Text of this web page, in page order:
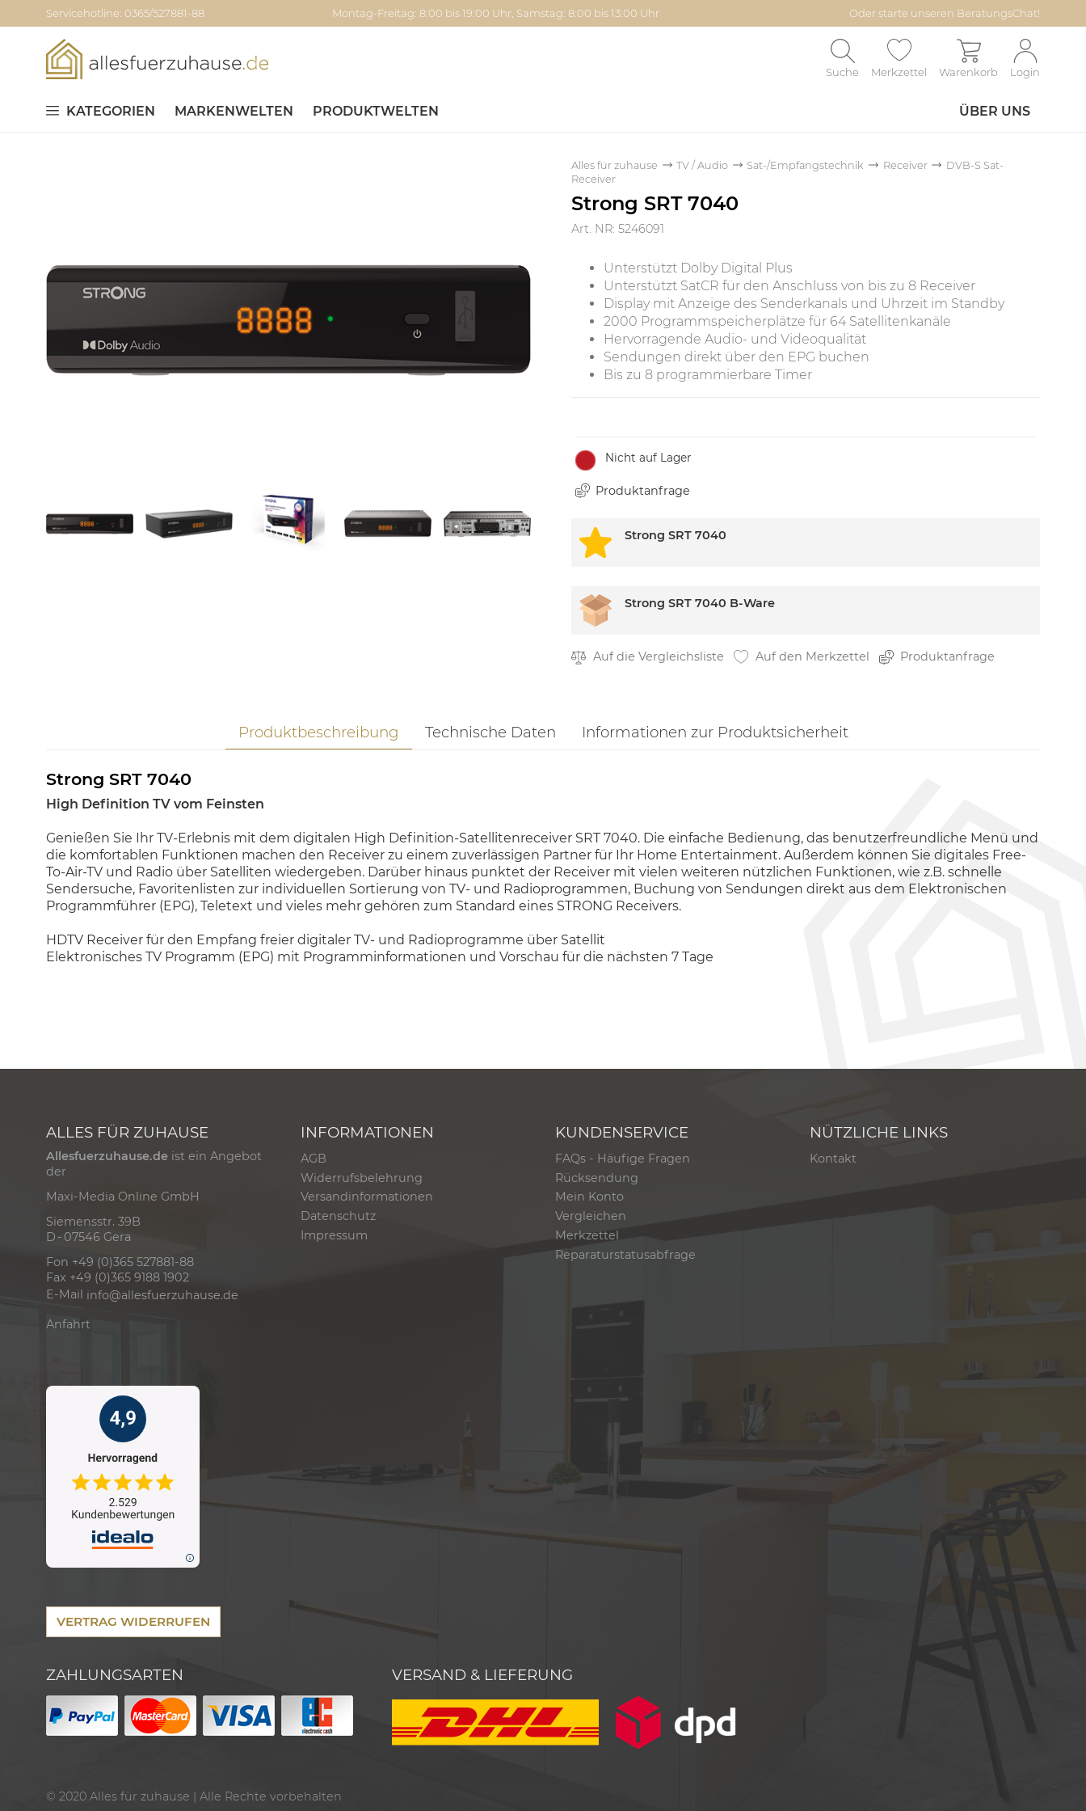
Servicehotline: 0365/527881-88 Montag-Freitag: 8:00 bis 19:00 Uhr, Samstag: 8:00 bis 13:00 Uhr Oder starte unseren BeratungsChat!
Suche Merkzettel Warenkorb Login
KATEGORIEN MARKENWELTEN PRODUKTWELTEN ÜBER UNS
Alles für zuhause TV / Audio Sat-/Empfangstechnik Receiver
DVB-S Sat-
Receiver
Strong SRT 7040
Art. NR: 5246091
Unterstützt Dolby Digital Plus
Unterstützt SatCR für den Anschluss von bis zu 8 Receiver
Display mit Anzeige des Senderkanals und Uhrzeit im Standby
2000 Programmspeicherplätze für 64 Satellitenkanäle
Hervorragende Audio- und Videoqualität
Sendungen direkt über den EPG buchen
Bis zu 8 programmierbare Timer
Nicht auf Lager
Produktanfrage
Strong SRT 7040
Strong SRT 7040 B-Ware
Auf die Vergleichsliste Auf den Merkzettel Produktanfrage
Produktbeschreibung Technische Daten Informationen zur Produktsicherheit
Strong SRT 7040
High Definition TV vom Feinsten
Genießen Sie Ihr TV-Erlebnis mit dem digitalen High Definition-Satellitenreceiver SRT 7040. Die einfache Bedienung, das benutzerfreundliche Menü und
die komfortablen Funktionen machen den Receiver zu einem zuverlässigen Partner für Ihr Home Entertainment. Außerdem können Sie digitales Free-
To-Air-TV und Radio über Satelliten wiedergeben. Darüber hinaus punktet der Receiver mit vielen weiteren nützlichen Funktionen, wie z.B. schnelle
Sendersuche, Favoritenlisten zur individuellen Sortierung von TV- und Radioprogrammen, Buchung von Sendungen direkt aus dem Elektronischen
Programmführer (EPG), Teletext und vieles mehr gehören zum Standard eines STRONG Receivers.
HDTV Receiver für den Empfang freier digitaler TV- und Radioprogramme über Satellit
Elektronisches TV Programm (EPG) mit Programminformationen und Vorschau für die nächsten 7 Tage
ALLES FÜR ZUHAUSE
Allesfuerzuhause.de ist ein Angebot
der
Maxi-Media Online GmbH
Siemensstr. 39B
D - 07546 Gera
Fon +49 (0)365 527881-88
Fax +49 (0)365 9188 1902
E-Mail info@allesfuerzuhause.de
Anfahrt
INFORMATIONEN
AGB
Widerrufsbelehrung
Versandinformationen
Datenschutz
Impressum
KUNDENSERVICE
FAQs - Häufige Fragen
Rücksendung
Mein Konto
Vergleichen
Merkzettel
Reparaturstatusabfrage
NÜTZLICHE LINKS
Kontakt
VERTRAG WIDERRUFEN
ZAHLUNGSARTEN VERSAND & LIEFERUNG
© 2020 Alles für zuhause | Alle Rechte vorbehalten